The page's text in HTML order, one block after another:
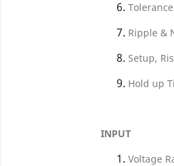
Ripple &
Setup,
Hold up
INPUT
Voltage